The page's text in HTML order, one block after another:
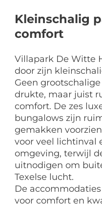
Kleinschalig
comfort
Villapark De Witte
door zijn
Geen
drukte, maar juist
comfort. De zes
bungalows zijn
gemakken
voor veel lichtinval
omgeving, terwijl
uitnodigen om
Texelse lucht.
De
voor comfort en